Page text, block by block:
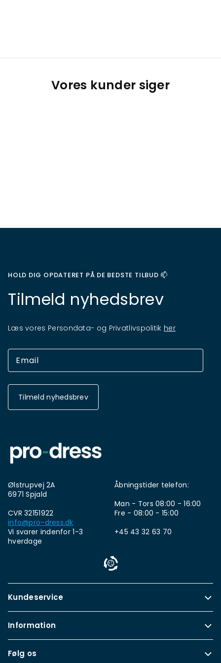
Vores kunder siger
HOLD DIG OPDATERET PÅ DE BEDSTE TILBUD 📫
Tilmeld nyhedsbrev
Læs vores Persondata- og Privatlivspolitik her
Tilmeld nyhedsbrev
Ølstrupvej 2A
6971 Spjald
CVR 32151922
info@pro-dress.dk
Vi svarer indenfor 1-3
hverdage
Åbningstider telefon:
Man - Tors 08:00 - 16:00
Fre - 08:00 - 15:00
+45 43 32 63 70
Kundeservice
Information
Følg os